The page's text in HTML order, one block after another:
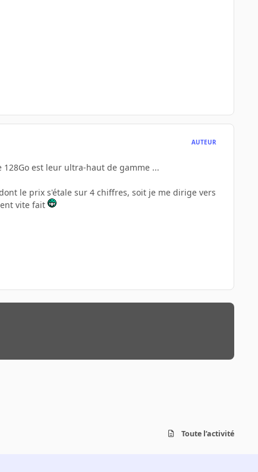
AUTEUR
est leur ultra-haut de gamme ...
le prix s'étale sur 4 chiffres, soit je me dirige vers
vite fait
Toute l’activité